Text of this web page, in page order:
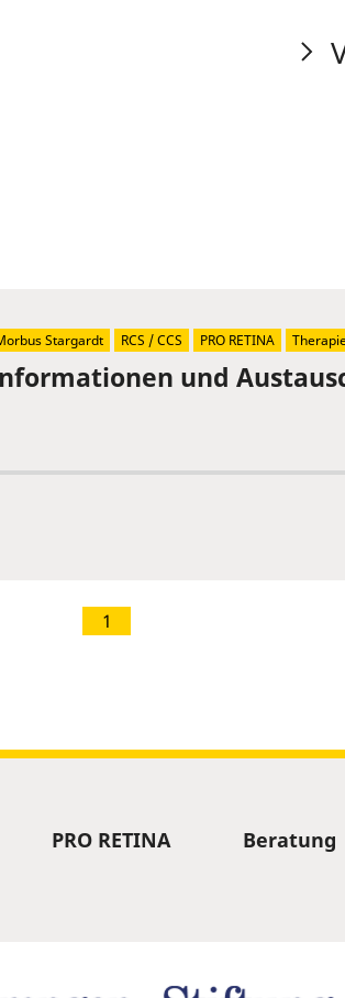
und
Stargardt RCS / CCS PRO RETINA
1
PRO RETINA Beratung